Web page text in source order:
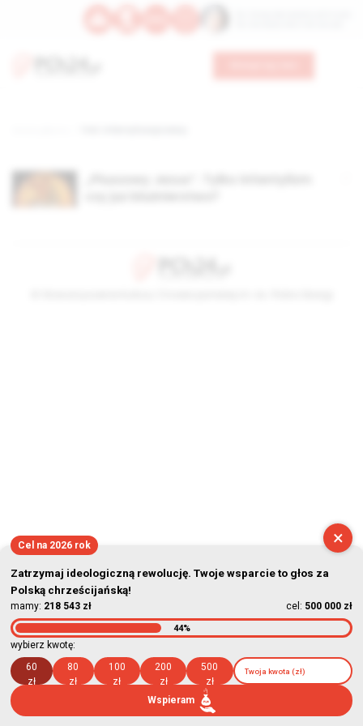
×
Cel na 2026 rok
Zatrzymaj ideologiczną rewolucję. Twoje wsparcie to głos za
Polską chrześcijańską!
mamy: 218 543 zł cel: 500 000 zł
44%
wybierz kwotę:
60
zł
80
zł
100
zł
200
zł
500
zł
Wspieram